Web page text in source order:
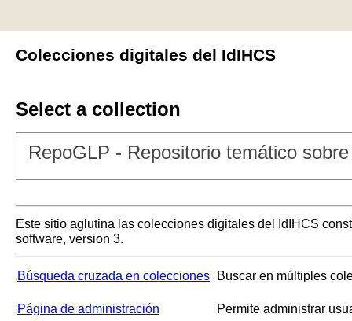
Colecciones digitales del IdIHCS
Select a collection
RepoGLP - Repositorio temático
Este sitio aglutina las colecciones digitales del IdIHCS
software, version 3.
Búsqueda cruzada en colecciones Buscar en múltiples
Página de administración Permite administrar